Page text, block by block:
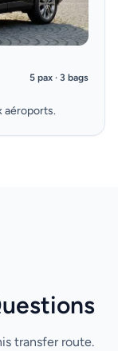
5 pax · 3 bags
aéroports.
transfer route.